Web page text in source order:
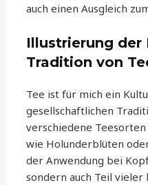
auch einen Ausgleich
Illustrierung der
Tradition von
Tee ist für mich ein
gesellschaftlichen
verschiedene
wie Holunderblüten
der Anwendung bei
sondern auch Teil vieler